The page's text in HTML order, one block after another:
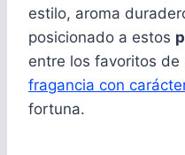
estilo, aroma
posicionado a estos
entre los favoritos de
fragancia con
fortuna.